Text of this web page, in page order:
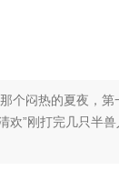
个闷热的夏夜，
”刚打完几只半